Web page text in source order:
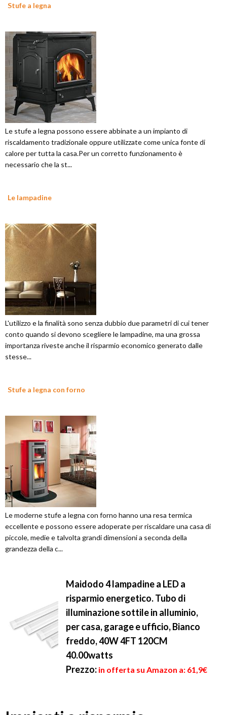
Stufe a legna
Le stufe a legna possono essere abbinate a un impianto di
riscaldamento tradizionale oppure utilizzate come unica fonte di
calore per tutta la casa.Per un corretto funzionamento è
necessario che la st...
Le lampadine
L'utilizzo e la finalità sono senza dubbio due parametri di cui tener
conto quando si devono scegliere le lampadine, ma una grossa
importanza riveste anche il risparmio economico generato dalle
stesse...
Stufe a legna con forno
Le moderne stufe a legna con forno hanno una resa termica
eccellente e possono essere adoperate per riscaldare una casa di
piccole, medie e talvolta grandi dimensioni a seconda della
grandezza della c...
Maidodo 4 lampadine a LED a
risparmio energetico. Tubo di
illuminazione sottile in alluminio,
per casa, garage e ufficio, Bianco
freddo, 40W 4FT 120CM
40.00watts
Prezzo: in offerta su Amazon a: 61,9€